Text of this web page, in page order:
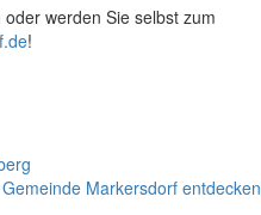
werden Sie selbst zum
!